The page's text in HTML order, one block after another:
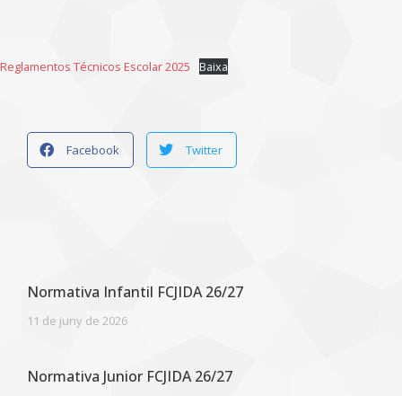
Reglamentos Técnicos Escolar 2025 Baixa
Facebook Twitter
Normativa Infantil FCJIDA 26/27
11 de juny de 2026
Normativa Junior FCJIDA 26/27